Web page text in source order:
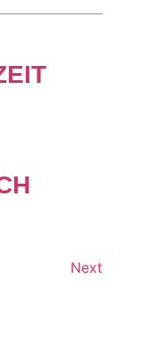
Next